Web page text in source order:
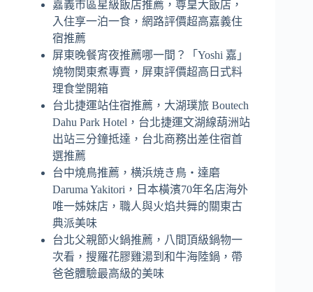
嘉義市區星級飯店推薦，尊皇大飯店，
入住享一泊一食，網路評價超高嘉義住
宿推薦
屏東晚餐宵夜推薦哪一間？「Yoshi 嘉」
燒物関東煮專賣，屏東評價超高日式料
理食堂開箱
台北捷運站住宿推薦，大湖璞旅 Boutech
Dahu Park Hotel，台北捷運文湖線葫洲站
出站三分鐘抵達，台北商務出差住宿首
選推薦
台中燒鳥推薦，横浜焼き鳥‧達磨
Daruma Yakitori，日本橫濱70年名店海外
唯一姊妹店，職人與火焰共舞的關東古
典派美味
台北父親節火鍋推薦，八間頂級鍋物一
次看，搜羅花膠雞湯到和牛海陸鍋，帶
爸爸體驗最高級的美味